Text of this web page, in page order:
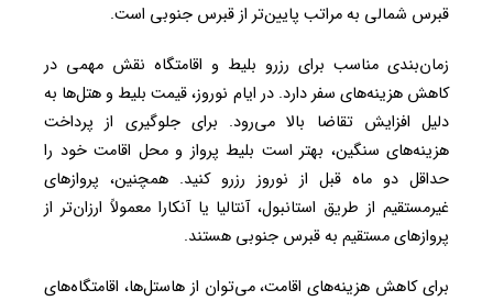
قبرس شمالی به مراتب پایین‌تر از قبرس جنوبی است.
زمان‌بندی مناسب برای رزرو بلیط و اقامتگاه نقش مهمی در
کاهش هزینه‌های سفر دارد. در ایام نوروز، قیمت بلیط و هتل‌ها به
دلیل افزایش تقاضا بالا می‌رود. برای جلوگیری از پرداخت
هزینه‌های سنگین، بهتر است بلیط پرواز و محل اقامت خود را
حداقل دو ماه قبل از نوروز رزرو کنید. همچنین، پروازهای
غیرمستقیم از طریق استانبول، آنتالیا یا آنکارا معمولاً ارزان‌تر از
پروازهای مستقیم به قبرس جنوبی هستند.
برای کاهش هزینه‌های اقامت، می‌توان از هاستل‌ها، اقامتگاه‌های